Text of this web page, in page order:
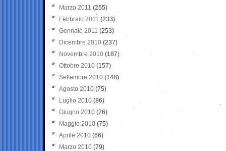
Marzo 2011 (255)
Febbraio 2011 (233)
Gennaio 2011 (253)
Dicembre 2010 (237)
Novembre 2010 (187)
Ottobre 2010 (157)
Settembre 2010 (148)
Agosto 2010 (75)
Luglio 2010 (86)
Giugno 2010 (76)
Maggio 2010 (75)
Aprile 2010 (66)
Marzo 2010 (79)